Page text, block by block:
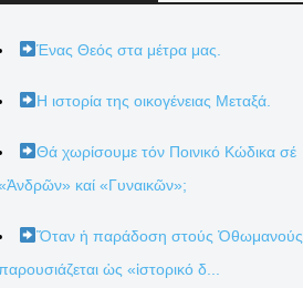
Ένας Θεός στα μέτρα μας.
Η ιστορία της οικογένειας Μεταξά.
Θά χωρίσουμε τόν Ποινικό Κώδικα σέ
καί «Γυναικῶν»;
Ὅταν ἡ παράδοση στούς Ὀθωμανούς
ὡς «ἱστορικό δ...